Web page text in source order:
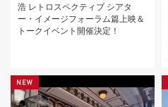
浩 レトロスペクティブ シアタ
ー・イメージフォーラム篇上映＆
トークイベント開催決定！